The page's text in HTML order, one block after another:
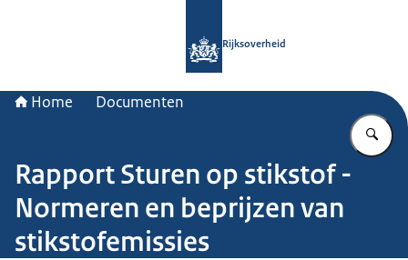
Rijksoverheid
Home Documenten
Rapport Sturen op stikstof -
Normeren en beprijzen van
stikstofemissies